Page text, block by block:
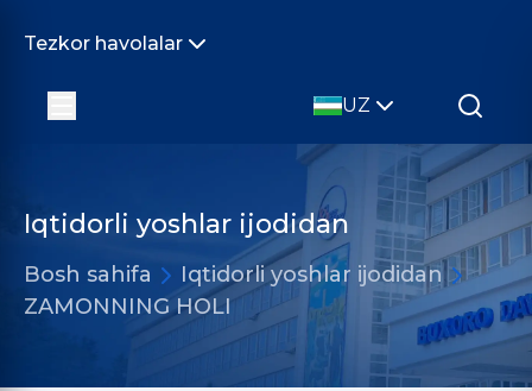
Tezkor havolalar
UZ
Iqtidorli yoshlar ijodidan
Bosh sahifa
Iqtidorli yoshlar ijodidan
ZAMONNING HOLI